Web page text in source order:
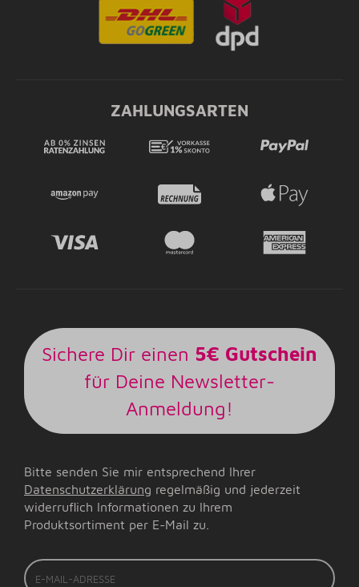
ZAHLUNGSARTEN
Sichere Dir einen 5€ Gutschein
für Deine Newsletter-
Anmeldung!
Bitte senden Sie mir entsprechend Ihrer
Datenschutzerklärung regelmäßig und jederzeit
widerruflich Informationen zu Ihrem
Produktsortiment per E-Mail zu.
E-
Mail-